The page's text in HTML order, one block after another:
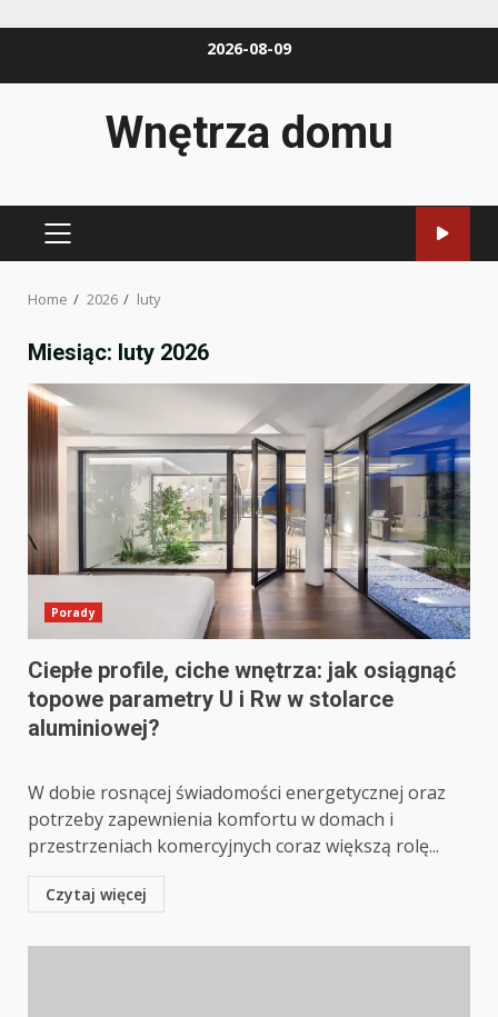
2026-08-09
Wnętrza domu
PRIMARY
Home 2026 luty
Miesiąc: luty 2026
Porady
Ciepłe profile, ciche wnętrza: jak osiągnąć
topowe parametry U i Rw w stolarce
aluminiowej?
W dobie rosnącej świadomości energetycznej oraz
potrzeby zapewnienia komfortu w domach i
przestrzeniach komercyjnych coraz większą rolę...
Czytaj więcej